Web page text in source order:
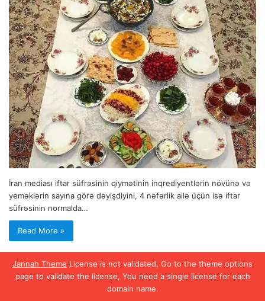
Jannah Theme License is not validated, Go to the theme options
page to validate the license, You need a single license for each
domain name.
İran mediası iftar süfrəsinin qiymətinin inqrediyentlərin növünə və
yeməklərin sayına görə dəyişdiyini, 4 nəfərlik ailə üçün isə iftar
süfrəsinin normalda…
Read More »